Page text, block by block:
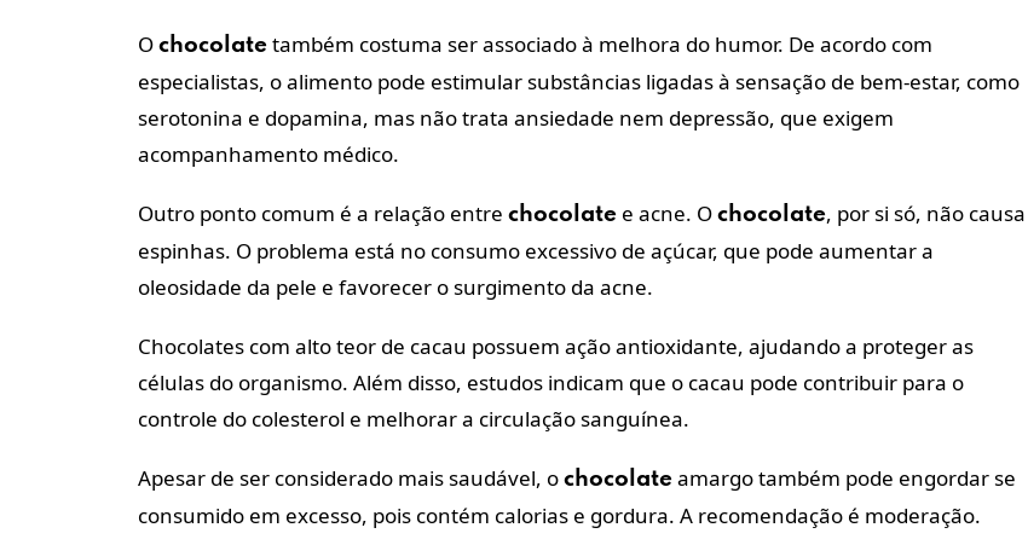
O chocolate também costuma ser associado à melhora do humor. De acordo com
especialistas, o alimento pode estimular substâncias ligadas à sensação de bem-estar, como
serotonina e dopamina, mas não trata ansiedade nem depressão, que exigem
acompanhamento médico.
Outro ponto comum é a relação entre chocolate e acne. O chocolate, por si só, não causa
espinhas. O problema está no consumo excessivo de açúcar, que pode aumentar a
oleosidade da pele e favorecer o surgimento da acne.
Chocolates com alto teor de cacau possuem ação antioxidante, ajudando a proteger as
células do organismo. Além disso, estudos indicam que o cacau pode contribuir para o
controle do colesterol e melhorar a circulação sanguínea.
Apesar de ser considerado mais saudável, o chocolate amargo também pode engordar se
consumido em excesso, pois contém calorias e gordura. A recomendação é moderação.